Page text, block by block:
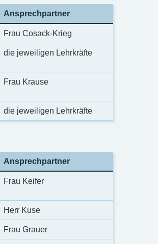
Ansprechpartner
Frau Cosack-Krieg
die jeweiligen Lehrkräfte
Frau Krause
die jeweiligen Lehrkräfte
Ansprechpartner
Frau Keifer
Herr Kuse
Frau Grauer